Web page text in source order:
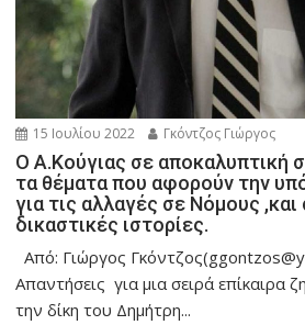
15 Ιουλίου 2022 Γκόντζος Γιώργος
Ο Α.Κούγιας σε αποκαλυπτική
τα θέματα που αφορούν την
για τις αλλαγές σε Νόμους
δικαστικές ιστορίες.
Από: Γιώργος
Απαντήσεις για μια σειρά επίκαιρα
την δίκη του Δημήτρη...